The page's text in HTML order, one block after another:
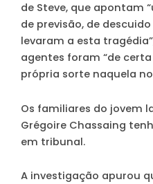
de Steve, que apontam
de previsão, de
levaram a esta
agentes foram “de
própria sorte naquela
Os familiares do jovem
Grégoire Chassaing
em tribunal.
A investigação apurou